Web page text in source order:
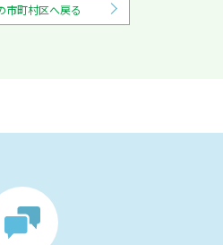
市町村区へ戻る